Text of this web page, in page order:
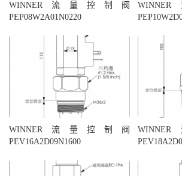
WINNER流量控制阀
PEP08W2A01N0220
WINNER流量控制阀
PEV16A2D09N1600